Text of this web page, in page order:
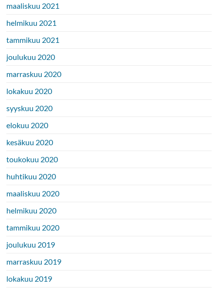
maaliskuu 2021
helmikuu 2021
tammikuu 2021
joulukuu 2020
marraskuu 2020
lokakuu 2020
syyskuu 2020
elokuu 2020
kesäkuu 2020
toukokuu 2020
huhtikuu 2020
maaliskuu 2020
helmikuu 2020
tammikuu 2020
joulukuu 2019
marraskuu 2019
lokakuu 2019